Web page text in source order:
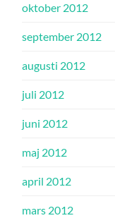
oktober 2012
september 2012
augusti 2012
juli 2012
juni 2012
maj 2012
april 2012
mars 2012